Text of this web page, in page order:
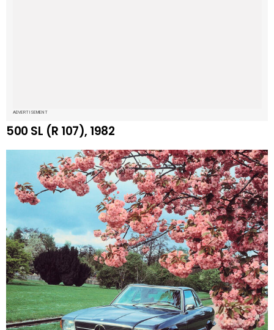
ADVERTISEMENT
500 SL (R 107), 1982